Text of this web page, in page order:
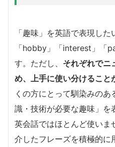
「趣味」を英語で表現し
「hobby」「interest」「
す。ただし、 それぞれでニ
め、上手に使い分けること
くの方にとって馴染みの
識・技術が必要な趣味」を
英会話ではほとんど使いま
介したフレーズを積極的に